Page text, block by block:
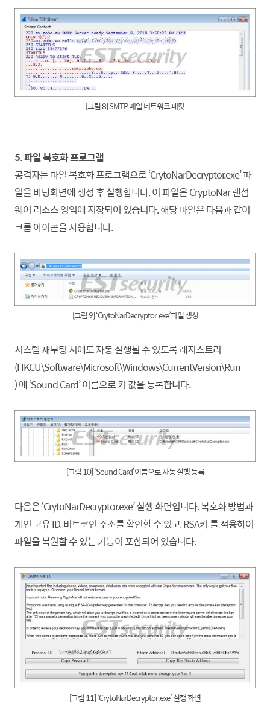
[그림 8] SMTP 메일 네트워크 패킷
5. 파일 복호화 프로그램
공격자는 파일 복호화 프로그램으로 ‘CrytoNarDecryptor.exe’ 파
일을 바탕화면에 생성 후 실행합니다. 이 파일은 CryptoNar 랜섬
웨어 리소스 영역에 저장되어 있습니다. 해당 파일은 다음과 같이
크롬 아이콘을 사용합니다.
[그림 9] ‘CrytoNarDecryptor.exe’파일 생성
시스템 재부팅 시에도 자동 실행될 수 있도록 레지스트리
(HKCU\Software\Microsoft\Windows\CurrentVersion\Run
) 에 ‘Sound Card’ 이름으로 키 값을 등록합니다.
[그림 10] ‘Sound Card’이름으로 자동 실행 등록
다음은 ‘CrytoNarDecryptor.exe’ 실행 화면입니다. 복호화 방법과
개인 고유 ID, 비트코인 주소를 확인할 수 있고, RSA키 를 적용하여
파일을 복원할 수 있는 기능이 포함되어 있습니다.
[그림 11] ‘CrytoNarDecryptor.exe’ 실행 화면